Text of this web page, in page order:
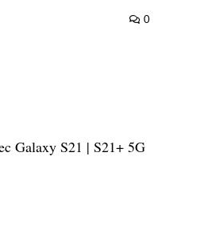
0
Galaxy S21 | S21+ 5G